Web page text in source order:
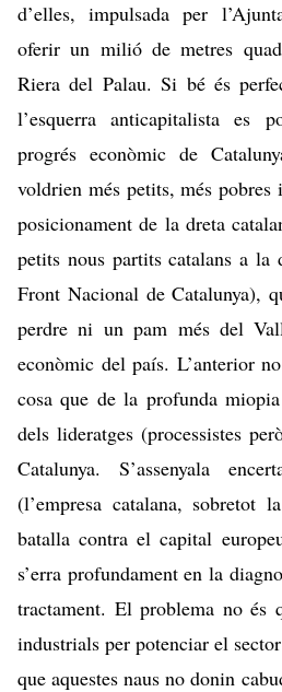
d’elles, impulsada per
oferir un milió de metres
Riera del Palau. Si bé és
l’esquerra anticapitalista es
progrés econòmic de
voldrien més petits, més
posicionament de la dreta
petits nous partits catalans a la
Front Nacional de Catalunya),
perdre ni un pam més del
econòmic del país. L’anterior
cosa que de la profunda
dels lideratges (processistes
Catalunya. S’assenyala
(l’empresa catalana, sobretot
batalla contra el capital
s’erra profundament en la
tractament. El problema no és
industrials per potenciar el
que aquestes naus no donin